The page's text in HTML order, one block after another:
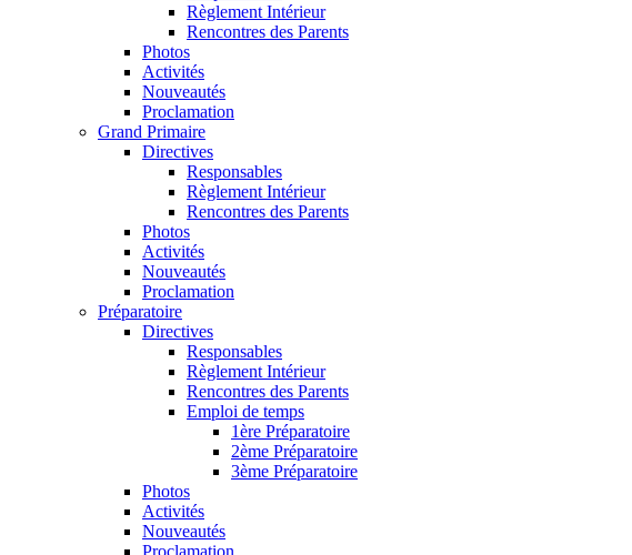
Règlement Intérieur
Rencontres des Parents
Photos
Activités
Nouveautés
Proclamation
Grand Primaire
Directives
Responsables
Règlement Intérieur
Rencontres des Parents
Photos
Activités
Nouveautés
Proclamation
Préparatoire
Directives
Responsables
Règlement Intérieur
Rencontres des Parents
Emploi de temps
1ère Préparatoire
2ème Préparatoire
3ème Préparatoire
Photos
Activités
Nouveautés
Proclamation